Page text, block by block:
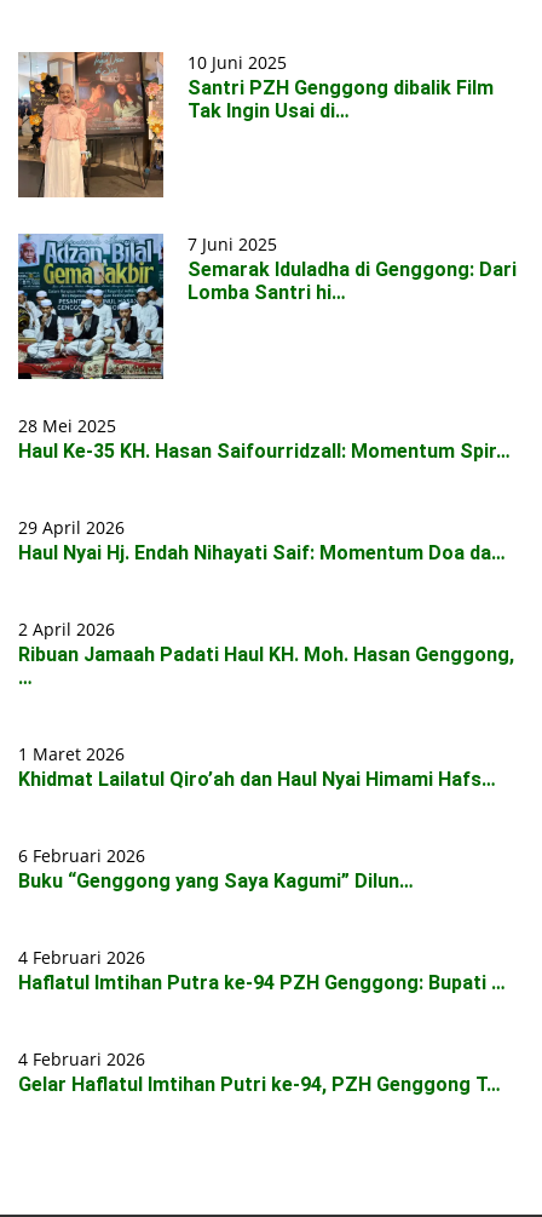
10 Juni 2025
Santri PZH Genggong dibalik Film
Tak Ingin Usai di…
7 Juni 2025
Semarak Iduladha di Genggong: Dari
Lomba Santri hi…
28 Mei 2025
Haul Ke-35 KH. Hasan Saifourridzall: Momentum Spir…
29 April 2026
Haul Nyai Hj. Endah Nihayati Saif: Momentum Doa da…
2 April 2026
Ribuan Jamaah Padati Haul KH. Moh. Hasan Genggong,
…
1 Maret 2026
Khidmat Lailatul Qiro’ah dan Haul Nyai Himami Hafs…
6 Februari 2026
Buku “Genggong yang Saya Kagumi” Dilun…
4 Februari 2026
Haflatul Imtihan Putra ke-94 PZH Genggong: Bupati …
4 Februari 2026
Gelar Haflatul Imtihan Putri ke-94, PZH Genggong T…